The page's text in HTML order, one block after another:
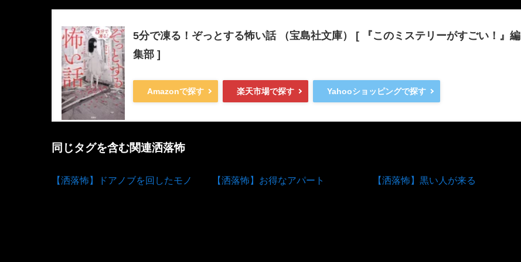
5分で凍る！ぞっとする怖い話 （宝島社文庫） [ 『このミステリーがすごい！』編
集部 ]
Amazonで探す 楽天市場で探す Yahooショッピングで探す
同じタグを含む関連洒落怖
【洒落怖】ドアノブを回したモノ 【洒落怖】お得なアパート 【洒落怖】黒い人が来る